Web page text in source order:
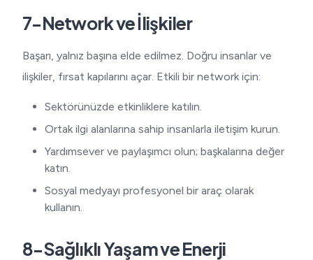
7-Network ve İlişkiler
Başarı, yalnız başına elde edilmez. Doğru insanlar ve
ilişkiler, fırsat kapılarını açar. Etkili bir network için:
Sektörünüzde etkinliklere katılın.
Ortak ilgi alanlarına sahip insanlarla iletişim kurun.
Yardımsever ve paylaşımcı olun; başkalarına değer
katın.
Sosyal medyayı profesyonel bir araç olarak
kullanın.
8-Sağlıklı Yaşam ve Enerji